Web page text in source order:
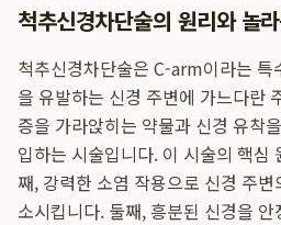
척추신경차단술의 원리와 놀
척추신경차단술은 C-arm이라는 특
을 유발하는 신경 주변에 가느다란
증을 가라앉히는 약물과 신경 유착
입하는 시술입니다. 이 시술의 핵심
째, 강력한 소염 작용으로 신경 주
소시킵니다. 둘째, 흥분된 신경을